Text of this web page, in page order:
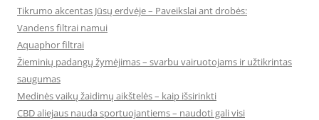
Tikrumo akcentas Jūsų erdvėje – Paveikslai ant drobės:
Vandens filtrai namui
Aquaphor filtrai
Žieminių padangų žymėjimas – svarbu vairuotojams ir užtikrintas
saugumas
Medinės vaikų žaidimų aikštelės – kaip išsirinkti
CBD aliejaus nauda sportuojantiems – naudoti gali visi